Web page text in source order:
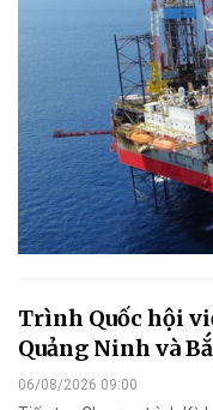
Trình Quốc hội
Quảng Ninh và
06/08/2026 09:00